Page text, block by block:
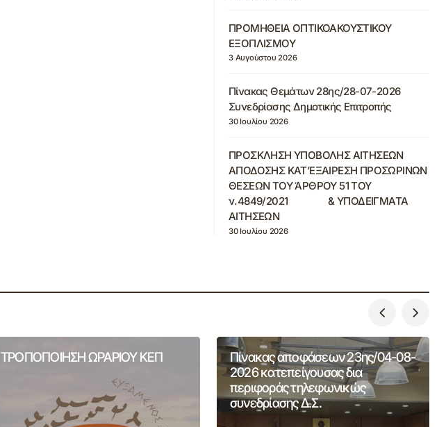
ΠΡΟΜΗΘΕΙΑ ΟΠΤΙΚΟΑΚΟΥΣΤΙΚΟΥ
ΕΞΟΠΛΙΣΜΟΥ
3 Αυγούστου 2026
Πίνακας Θεμάτων 28ης/28-07-2026
Συνεδρίασης Δημοτικής Επιτροπής
30 Ιουλίου 2026
ΠΡΟΣΚΛΗΣΗ ΥΠΟΒΟΛΗΣ ΑΙΤΗΣΕΩΝ
ΑΠΟΔΟΣΗΣ ΚΑΤ’ΕΞΑΙΡΕΣΗ ΠΡΟΣΩΡΙΝΩΝ
ΘΕΣΕΩΝ ΤΟΥ ΆΡΘΡΟΥ 51 ΤΟΥ
ν.4849/2021 & ΥΠΟΔΕΙΓΜΑΤΑ
ΑΙΤΗΣΕΩΝ
30 Ιουλίου 2026
ΤΡΟΠΟΠΟΙΗΣΗ ΩΡΑΡΙΟΥ ΚΕΠ
Πίνακας αποφάσεων 23ης/04-08-
2026 κατεπείγουσας δια
περιφοράς τηλεφωνικώς
συνεδρίασης Δ.Σ.